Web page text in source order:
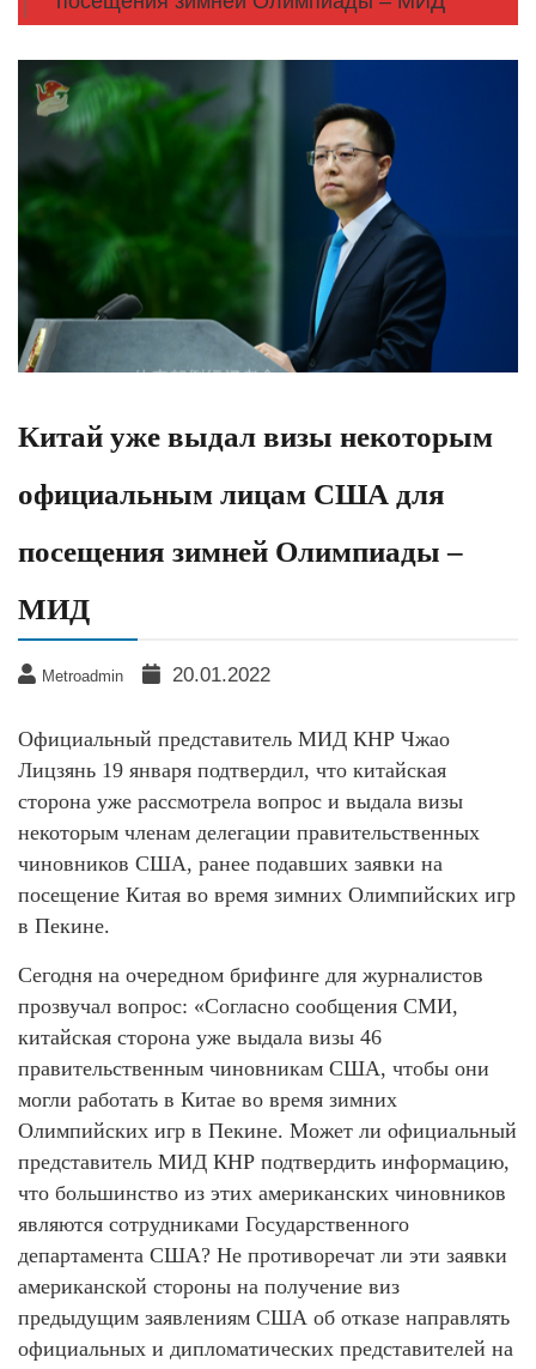
Китай уже выдал визы некоторым
официальным лицам США для
посещения зимней Олимпиады –
МИД
Metroadmin 20.01.2022
Официальный представитель МИД КНР Чжао
Лицзянь 19 января подтвердил, что китайская
сторона уже рассмотрела вопрос и выдала визы
некоторым членам делегации правительственных
чиновников США, ранее подавших заявки на
посещение Китая во время зимних Олимпийских игр
в Пекине.
Сегодня на очередном брифинге для журналистов
прозвучал вопрос: «Согласно сообщения СМИ,
китайская сторона уже выдала визы 46
правительственным чиновникам США, чтобы они
могли работать в Китае во время зимних
Олимпийских игр в Пекине. Может ли официальный
представитель МИД КНР подтвердить информацию,
что большинство из этих американских чиновников
являются сотрудниками Государственного
департамента США? Не противоречат ли эти заявки
американской стороны на получение виз
предыдущим заявлениям США об отказе направлять
официальных и дипломатических представителей на